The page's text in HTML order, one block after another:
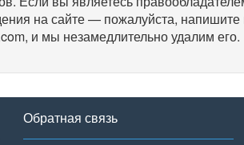
на сайте — пожалуйста, напишите
и мы незамедлительно удалим его.
Обратная связь